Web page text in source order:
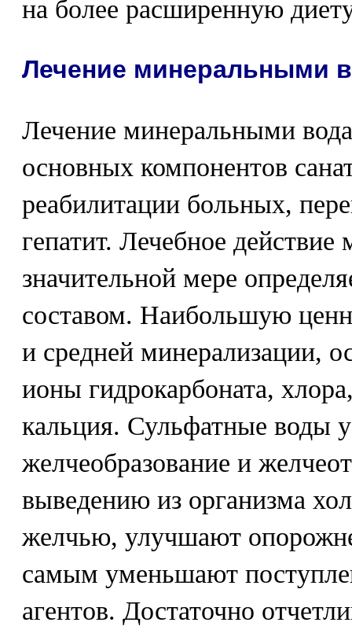
на более расширенную
Лечение минеральными
Лечение минеральными
основных компонентов
реабилитации больных,
гепатит. Лечебное
значительной мере
составом. Наибольшую
и средней минерализации,
ионы гидрокарбоната,
кальция. Сульфатные воды
желчеобразование и
выведению из организма
желчью, улучшают
самым уменьшают
агентов. Достаточно